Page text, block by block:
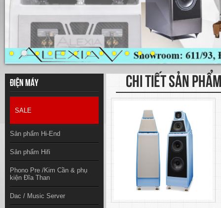
Điện máy
SALE
Sản phẩm Hi-End
Sản phẩm Hifi
Phono Pre /Kim Cần & phụ
kiện Đĩa Than
Dac / Music Server
CHI TIẾT SẢN PHẨM